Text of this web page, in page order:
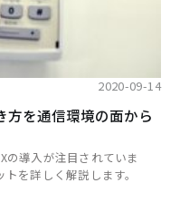
2020-09-14
方を通信環境の面から
の導入が注目されていま
を詳しく解説します。